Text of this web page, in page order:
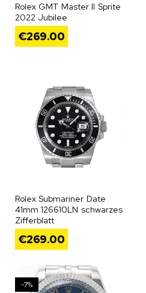
Rolex GMT Master II Sprite
2022 Jubilee
€269.00
Rolex Submariner Date
41mm 126610LN schwarzes
Zifferblatt
€269.00
-7%